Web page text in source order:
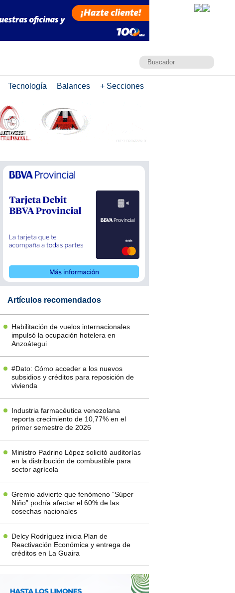
Tecnología Balances + Secciones
Artículos recomendados
Habilitación de vuelos internacionales
impulsó la ocupación hotelera en
Anzoátegui
#Dato: Cómo acceder a los nuevos
subsidios y créditos para reposición de
vivienda
Industria farmacéutica venezolana
reporta crecimiento de 10,77% en el
primer semestre de 2026
Ministro Padrino López solicitó auditorías
en la distribución de combustible para
sector agrícola
Gremio advierte que fenómeno “Súper
Niño” podría afectar el 60% de las
cosechas nacionales
Delcy Rodríguez inicia Plan de
Reactivación Económica y entrega de
créditos en La Guaira